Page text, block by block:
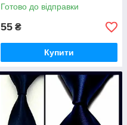
Готово до відправки
55 ₴
Купити